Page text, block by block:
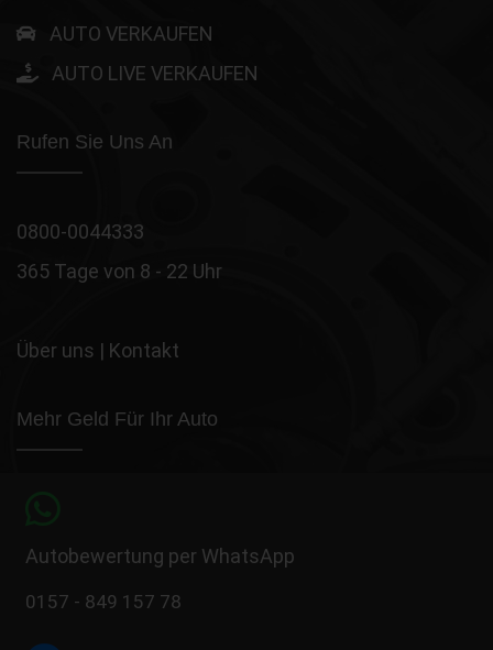
AUTO VERKAUFEN
AUTO LIVE VERKAUFEN
Rufen Sie Uns An
0800-0044333
365 Tage von 8 - 22 Uhr
Über uns | Kontakt
Mehr Geld Für Ihr Auto
Autobewertung per WhatsApp
0157 - 849 157 78